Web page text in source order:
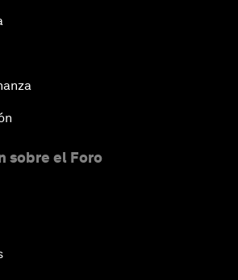
sobre el Foro